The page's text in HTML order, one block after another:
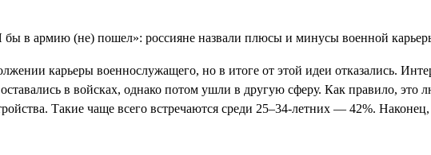
карьеры военнослужащего, но в итоге от этой идеи отказались.
в войсках, однако потом ушли в другую сферу. Как правило,
Такие чаще всего встречаются среди 25–34-летних — 42%.